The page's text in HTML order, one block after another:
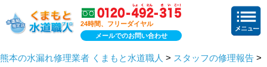
24時間、フリーダイヤル
メールでのお問い合わせ
熊本の水漏れ修理業者 くまもと水道職人 > スタッフの修理報告 >